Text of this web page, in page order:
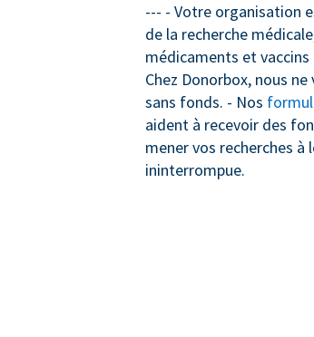
--- - Votre organisation
de la recherche
médicaments et
Chez Donorbox, nous
sans fonds. - Nos
aident à recevoir des
mener vos recherches
ininterrompue.